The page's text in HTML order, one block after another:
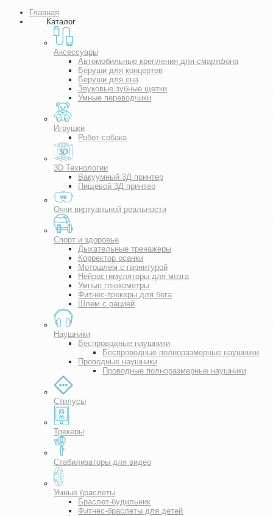
Главная
Каталог
Аксессуары
Автомобильные крепления для смартфона
Беруши для концертов
Беруши для сна
Звуковые зубные щетки
Умные переводчики
Игрушки
Робот-собака
3D Технологии
Вакуумный 3Д принтер
Пищевой 3Д принтер
Очки виртуальной реальности
Спорт и здоровье
Дыхательные тренажеры
Корректор осанки
Мотошлем с гарнитурой
Нейростимуляторы для мозга
Умные глюкометры
Фитнес-трекеры для бега
Шлем с рацией
Наушники
Беспроводные наушники
Беспроводные полноразмерные наушники
Проводные наушники
Проводные полноразмерные наушники
Стилусы
Трекеры
Стабилизаторы для видео
Умные браслеты
Браслет-будильник
Фитнес-браслеты для детей